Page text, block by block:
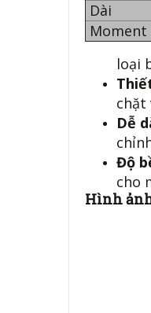
Dài
Moment
loại
chặt
Dễ
Độ
cho
Hình